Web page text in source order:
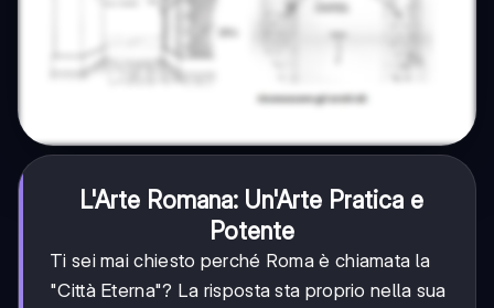
L'Arte Romana: Un'Arte Pratica e
Potente
Ti sei mai chiesto perché Roma è chiamata la
"Città Eterna"? La risposta sta proprio nella sua